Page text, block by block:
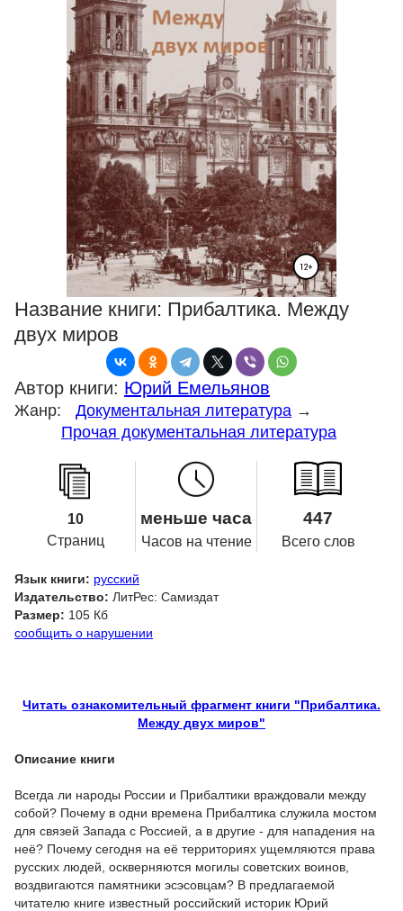
Название книги: Прибалтика. Между
двух миров
Автор книги: Юрий Емельянов
Жанр: Документальная литература →
Прочая документальная литература
10
Страниц
меньше часа
Часов на чтение
447
Всего слов
Язык книги: русский
Издательство: ЛитРес: Самиздат
Размер: 105 Кб
сообщить о нарушении
Читать ознакомительный фрагмент книги "Прибалтика.
Между двух миров"
Описание книги
Всегда ли народы России и Прибалтики враждовали между
собой? Почему в одни времена Прибалтика служила мостом
для связей Запада с Россией, а в другие - для нападения на
неё? Почему сегодня на её территориях ущемляются права
русских людей, оскверняются могилы советских воинов,
воздвигаются памятники эсэсовцам? В предлагаемой
читателю книге известный российский историк Юрий